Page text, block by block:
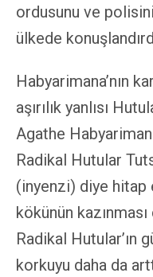
ordusunu ve
ülkede
Habyarimana’nın
aşırılık yanlısı
Agathe
Radikal Hutular
(inyenzi) diye hitap
kökünün kazınması
Radikal Hutular’ın
korkuyu daha da